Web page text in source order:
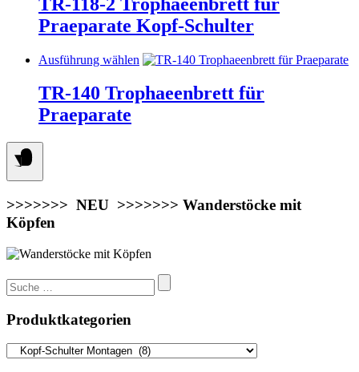
Produktseite
gewählt
werden
Varianten
auf.
Optionen
können
auf
der
Praeparate Kopf-Schulter
Ausführung wählen Dieses
weist
mehrere
der
TR-140 Trophaeenbrett für
Praeparate
>>>>>>> NEU >>>>>>> Wanderstöcke mit
Köpfen
Suchen
nach:
Produktkategorien